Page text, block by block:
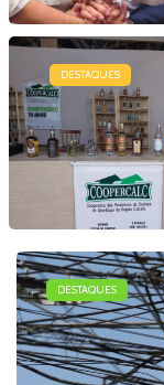
DESTAQUES
DESTAQUES